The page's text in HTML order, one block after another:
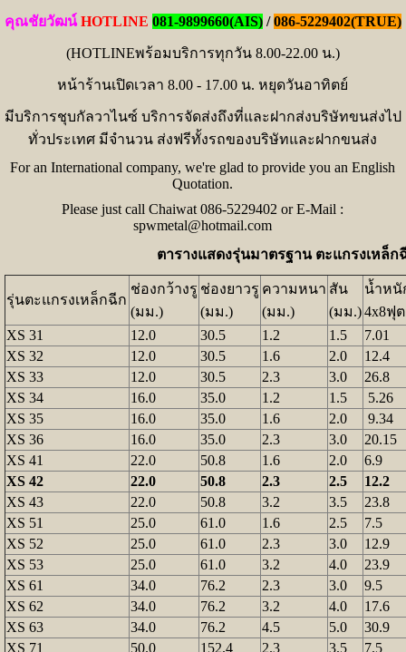
คุณชัยวัฒน์ HOTLINE 081-9899660(AIS)/086-5229402(TRUE)
(HOTLINEพร้อมบริการทุกวัน 8.00-22.00 น.)
หน้าร้านเปิดเวลา 8.00 - 17.00 น. หยุดวันอาทิตย์
มีบริการชุบกัลวาไนซ์ บริการจัดส่งถึงที่และฝากส่งบริษัทขนส่งไป
ทั่วประเทศ มีจำนวน ส่งฟรีทั้งรถของบริษัทและฝากขนส่ง
For an International company, we're glad to provide you an English
Quotation.
Please just call Chaiwat 086-5229402 or E-Mail :
spwmetal@hotmail.com
ตารางแสดงรุ่นมาตรฐาน ตะแกรงเหล็ก
รุ่นตะแกรงเหล็กฉีก
ช่องกว้างรู
(มม.)
ช่องยาวรู
(มม.)
ความหนา
(มม.)
สัน
(มม.)
น้ำหนั
4x8ฟุต
XS 31
12.0 30.5 1.2 1.5
7.01
XS 32
12.0 30.5 1.6 2.0
12.4
XS 33
12.0 30.5 2.3 3.0
26.8
XS 34
16.0 35.0 1.2 1.5
5.26
XS 35
16.0 35.0 1.6 2.0
9.34
XS 36
16.0 35.0 2.3 3.0
20.15
XS 41
22.0 50.8 1.6 2.0
6.9
XS 42
22.0 50.8 2.3 2.5
12.2
XS 43
22.0 50.8 3.2 3.5
23.8
XS 51
25.0 61.0 1.6 2.5
7.5
XS 52
25.0 61.0 2.3 3.0
12.9
XS 53
25.0 61.0 3.2 4.0
23.9
XS 61
34.0 76.2 2.3 3.0
9.5
XS 62
34.0 76.2 3.2 4.0
17.6
XS 63
34.0 76.2 4.5 5.0
30.9
XS 71
50.0 152.4 2.3 3.5 7.5